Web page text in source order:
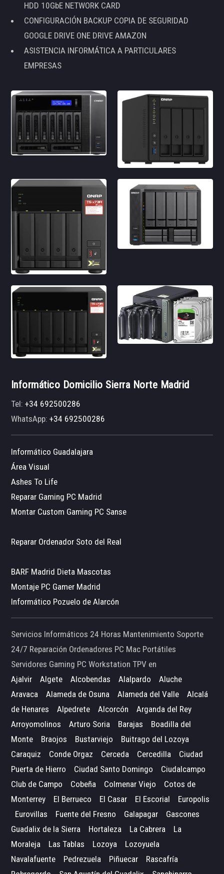
HDD 10GbE NETWORK CARD
CONFIGURACIÓN BACKUP COPIA DE SEGURIDAD
GOOGLE DRIVE ONE DRIVE AMAZON
ASISTENCIA INFORMÁTICA A PARTICULARES
EMPRESAS
Informático Domicilio Sierra Norte Madrid
Tel:+34 692500286
WhatsApp:+34 692500286
Informático Guadalajara
Área Visual
Ashes To Life
Reparar Gaming PC Madrid
Montar Custom Gaming PC Sanse
Reparar Ordenador Soto del Real
BARF Madrid Dieta Mascotas
Montaje PC Gamer Madrid
Informático Pozuelo de Alarcón
Servicios Informáticos 24 Horas Mantenimiento Soporte
24/7 Reparación Ordenadores PC Mac Portátiles
Servidores Gaming PC Workstation TPV en
Ajalvir
Algete Alcobendas Alalpardo
Aluche
Aravaca
Alameda de Osuna Alameda del Valle
Alcalá
de Henares
Alpedrete Alcorcón
Arganda del Rey
Arroyomolinos
Arturo Soria Barajas
Boadilla del
Monte
Braojos Bustarviejo
Buitrago del Lozoya
Caraquiz
Conde Orgaz Cerceda Cercedilla
Ciudad
Puerta de Hierro
Ciudad Santo Domingo
Ciudalcampo
Club de Campo
Cobeña Colmenar Viejo
Cotos de
Monterrey
El Berrueco El Casar El Escorial
Europolis
Eurovillas
Fuente del Fresno Galapagar
Gascones
Guadalix de la Sierra
Hortaleza La Cabrera
La
Moraleja
Las Tablas Lozoya
Lozoyuela
Navalafuente
Pedrezuela Piñuecar
Rascafría